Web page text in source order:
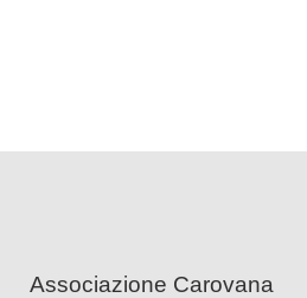
Associazione Carovana